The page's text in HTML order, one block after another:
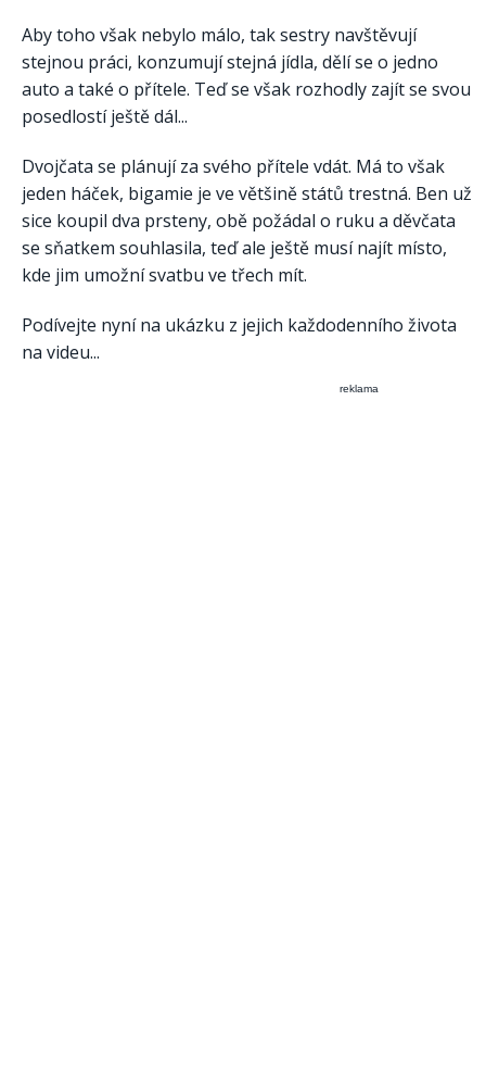
Aby toho však nebylo málo, tak sestry navštěvují
stejnou práci, konzumují stejná jídla, dělí se o jedno
auto a také o přítele. Teď se však rozhodly zajít se svou
posedlostí ještě dál...
Dvojčata se plánují za svého přítele vdát. Má to však
jeden háček, bigamie je ve většině států trestná. Ben už
sice koupil dva prsteny, obě požádal o ruku a děvčata
se sňatkem souhlasila, teď ale ještě musí najít místo,
kde jim umožní svatbu ve třech mít.
Podívejte nyní na ukázku z jejich každodenního života
na videu...
reklama